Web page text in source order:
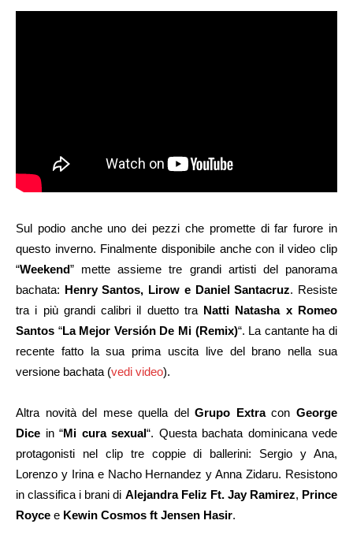
Sul podio anche uno dei pezzi che promette di far furore in
questo inverno. Finalmente disponibile anche con il video clip
“Weekend” mette assieme tre grandi artisti del panorama
bachata: Henry Santos, Lirow e Daniel Santacruz. Resiste
tra i più grandi calibri il duetto tra Natti Natasha x Romeo
Santos “La Mejor Versión De Mi (Remix)“. La cantante ha di
recente fatto la sua prima uscita live del brano nella sua
versione bachata (vedi video).
Altra novità del mese quella delGrupo Extracon George
Dice in “Mi cura sexual“. Questa bachata dominicana vede
protagonisti nel clip tre coppie di ballerini: Sergio y Ana,
Lorenzo y Irina e Nacho Hernandez y Anna Zidaru. Resistono
in classifica i brani di Alejandra Feliz Ft. Jay Ramirez, Prince
Royce e Kewin Cosmos ft Jensen Hasir.